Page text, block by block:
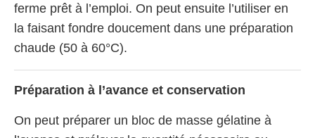
ferme prêt à l’emploi. On peut ensuite l’utiliser en
la faisant fondre doucement dans une préparation
chaude (50 à 60°C).
Préparation à l’avance et conservation
On peut préparer un bloc de masse gélatine à